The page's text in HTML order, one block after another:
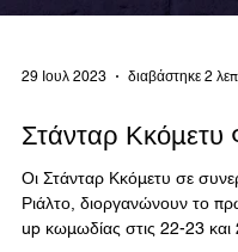
29 Ιουλ 2023 διαβάστηκε 2
Στάνταρ Κκόμετυ